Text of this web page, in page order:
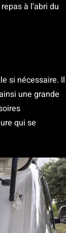
à l’abri du
si nécessaire. Il
une grande
qui se